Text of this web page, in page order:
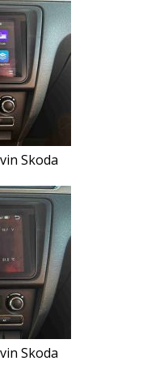
Skoda
Skoda